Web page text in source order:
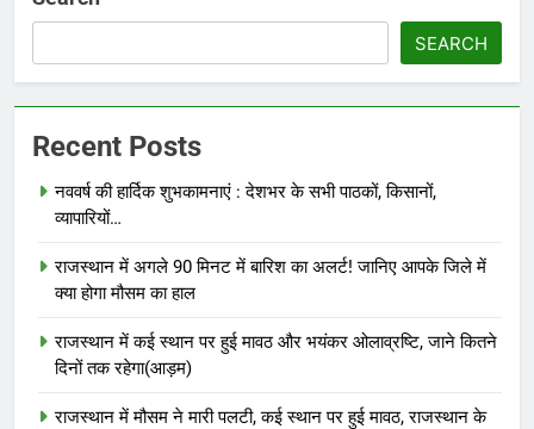
SEARCH
Recent Posts
नववर्ष की हार्दिक शुभकामनाएं : देशभर के सभी पाठकों, किसानों,
व्यापारियों…
राजस्थान में अगले 90 मिनट में बारिश का अलर्ट! जानिए आपके जिले में
क्या होगा मौसम का हाल
राजस्थान में कई स्थान पर हुई मावठ और भयंकर ओलाव्रष्टि, जाने कितने
दिनों तक रहेगा(आड़म)
राजस्थान में मौसम ने मारी पलटी, कई स्थान पर हुई मावठ, राजस्थान के